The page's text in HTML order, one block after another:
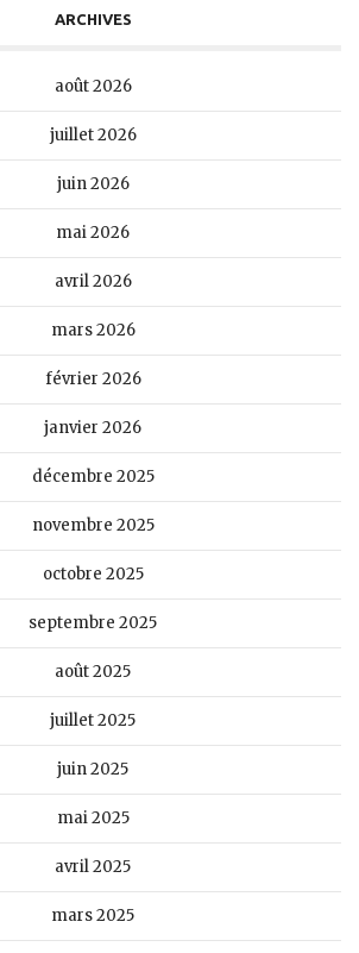
ARCHIVES
août 2026
juillet 2026
juin 2026
mai 2026
avril 2026
mars 2026
février 2026
janvier 2026
décembre 2025
novembre 2025
octobre 2025
septembre 2025
août 2025
juillet 2025
juin 2025
mai 2025
avril 2025
mars 2025